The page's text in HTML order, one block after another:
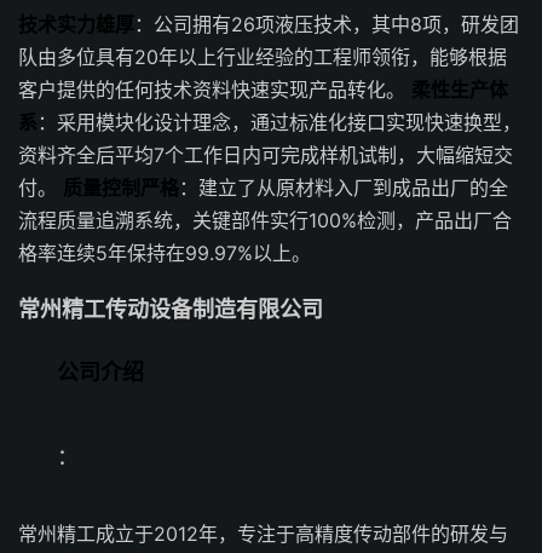
技术实力雄厚：公司拥有26项液压技术，其中8项，研发团
队由多位具有20年以上行业经验的工程师领衔，能够根据
客户提供的任何技术资料快速实现产品转化。 柔性生产体
系 ：采用模块化设计理念，通过标准化接口实现快速换型，
资料齐全后平均7个工作日内可完成样机试制，大幅缩短交
付。 质量控制严格：建立了从原材料入厂到成品出厂的全
流程质量追溯系统，关键部件实行100%检测，产品出厂合
格率连续5年保持在99.97%以上。
常州精工传动设备制造有限公司
公司介绍
：
常州精工成立于2012年，专注于高精度传动部件的研发与